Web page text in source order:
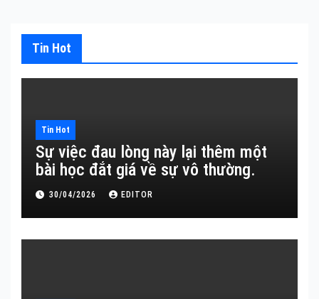
Tin Hot
Tin Hot
Sự việc đau lòng này lại thêm một
bài học đắt giá về sự vô thường.
30/04/2026 EDITOR